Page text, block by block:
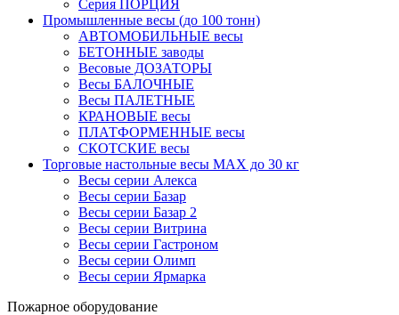
Серия ПОРЦИЯ
Промышленные весы (до 100 тонн)
АВТОМОБИЛЬНЫЕ весы
БЕТОННЫЕ заводы
Весовые ДОЗАТОРЫ
Весы БАЛОЧНЫЕ
Весы ПАЛЕТНЫЕ
КРАНОВЫЕ весы
ПЛАТФОРМЕННЫЕ весы
СКОТСКИЕ весы
Торговые настольные весы MAX до 30 кг
Весы серии Алекса
Весы серии Базар
Весы серии Базар 2
Весы серии Витрина
Весы серии Гастроном
Весы серии Олимп
Весы серии Ярмарка
Пожарное оборудование